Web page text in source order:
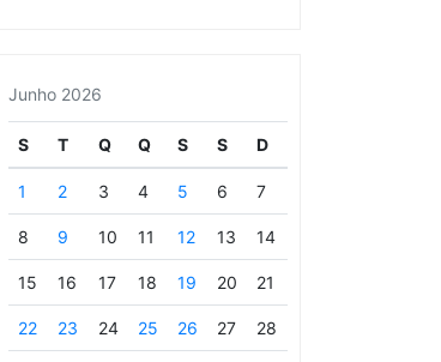
Junho 2026
S T Q Q S S D
1 2 3 4 5 6 7
8 9 10 11 12 13 14
15 16 17 18 19 20 21
22 23 24 25 26 27 28